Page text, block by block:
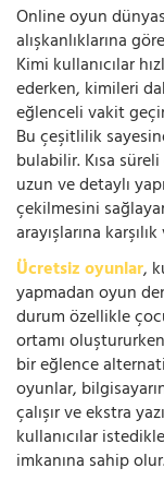
Online oyun
alışkanlıklarına
Kimi kullanıcılar
ederken, kimileri
eğlenceli vakit
Bu çeşitlilik
bulabilir. Kısa
uzun ve detaylı
çekilmesini
arayışlarına
Ücretsiz oyunlar,
yapmadan oyun
durum özellikle
ortamı
bir eğlence
oyunlar,
çalışır ve ekstra
kullanıcılar
imkanına sahip